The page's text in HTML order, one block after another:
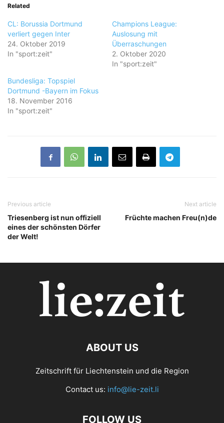
Related
CL: Borussia Dortmund
verliert gegen Inter
24. Oktober 2019
In "sport:zeit"
Champions League:
Auslosung mit
Überraschungen
2. Oktober 2020
In "sport:zeit"
Bundesliga: Topspiel
Dortmund -Bayern im Fokus
18. November 2016
In "sport:zeit"
Previous article
Triesenberg ist nun offiziell
eines der schönsten Dörfer
der Welt!
Next article
Früchte machen Freu(n)de
ABOUT US
Zeitschrift für Liechtenstein und die Region
Contact us: info@lie-zeit.li
FOLLOW US